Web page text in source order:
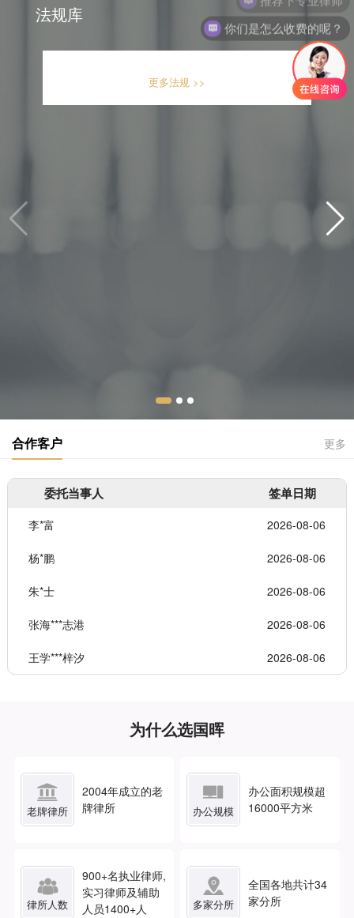
法规库
更多法规 >>
更多
合作客户
委托当事人 签单日期
李*富 2026-08-06
杨*鹏 2026-08-06
朱*士 2026-08-06
张海***志港 2026-08-06
王学***梓汐 2026-08-06
为什么选国晖

老牌律所
2004年成立的老
牌律所

办公规模
办公面积规模超
16000平方米

律所人数
900+名执业律师,
实习律师及辅助
人员1400+人

多家分所
全国各地共计34
家分所
你们是怎么收费的呢？